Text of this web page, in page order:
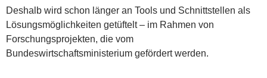
Deshalb wird schon länger an Tools und Schnittstellen als
Lösungsmöglichkeiten getüftelt – im Rahmen von
Forschungsprojekten, die vom
Bundeswirtschaftsministerium gefördert werden.